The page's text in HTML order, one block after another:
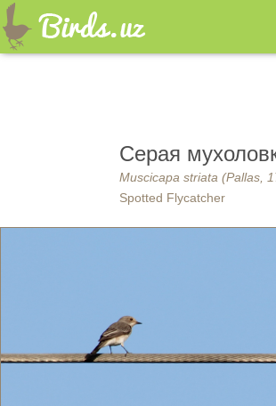
Серая
Muscicapa striata (Pallas,
Spotted Flycatcher